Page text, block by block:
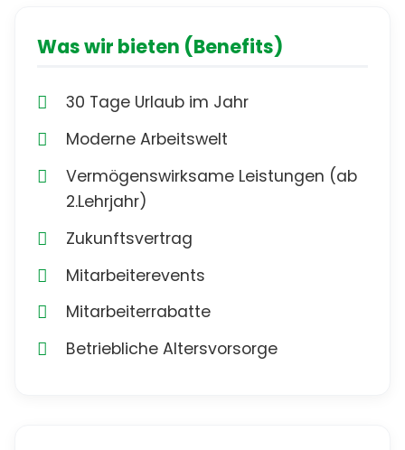
Was wir bieten (Benefits)
30 Tage Urlaub im Jahr
Moderne Arbeitswelt
Vermögenswirksame Leistungen (ab
2.Lehrjahr)
Zukunftsvertrag
Mitarbeiterevents
Mitarbeiterrabatte
Betriebliche Altersvorsorge